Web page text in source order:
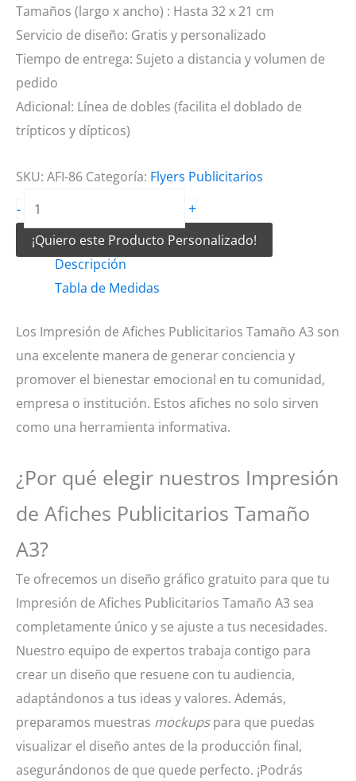
Tamaños (largo x ancho) : Hasta 32 x 21 cm
Servicio de diseño: Gratis y personalizado
Tiempo de entrega: Sujeto a distancia y volumen de
pedido
Adicional: Línea de dobles (facilita el doblado de
trípticos y dípticos)
SKU: AFI-86 Categoría: Flyers Publicitarios
-
de
Afiches
Publicitarios
Tamaño
cantidad
+
¡Quiero este Producto Personalizado!
Descripción
Tabla de Medidas
Los Impresión de Afiches Publicitarios Tamaño A3 son
una excelente manera de generar conciencia y
promover el bienestar emocional en tu comunidad,
empresa o institución. Estos afiches no solo sirven
como una herramienta informativa.
¿Por qué elegir nuestros Impresión
de Afiches Publicitarios Tamaño
A3?
Te ofrecemos un diseño gráfico gratuito para que tu
Impresión de Afiches Publicitarios Tamaño A3 sea
completamente único y se ajuste a tus necesidades.
Nuestro equipo de expertos trabaja contigo para
crear un diseño que resuene con tu audiencia,
adaptándonos a tus ideas y valores. Además,
preparamos muestras mockupspara que puedas
visualizar el diseño antes de la producción final,
asegurándonos de que quede perfecto. ¡Podrás